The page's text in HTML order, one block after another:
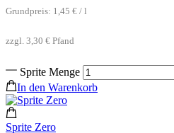
Grundpreis: 1,45 € / l
zzgl. 3,30 € Pfand
Sprite Menge
In den Warenkorb
Sprite Zero